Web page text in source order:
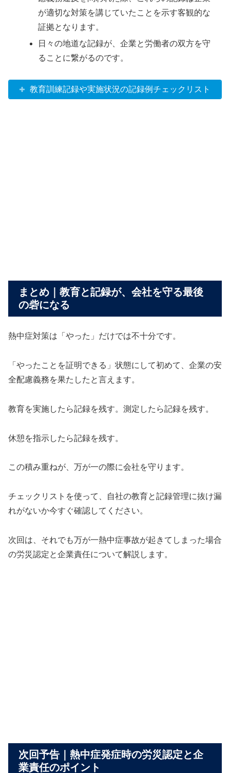
が適切な対策を講じていたことを示す客観的な
証拠となります。
日々の地道な記録が、企業と労働者の双方を守
ることに繋がるのです。
教育訓練記録や実施状況の記録例チェックリスト
まとめ｜教育と記録が、会社を守る最後
の砦になる
熱中症対策は「やった」だけでは不十分です。
「やったことを証明できる」状態にして初めて、企業の安
全配慮義務を果たしたと言えます。
教育を実施したら記録を残す。測定したら記録を残す。
休憩を指示したら記録を残す。
この積み重ねが、万が一の際に会社を守ります。
チェックリストを使って、自社の教育と記録管理に抜け漏
れがないか今すぐ確認してください。
次回は、それでも万が一熱中症事故が起きてしまった場合
の労災認定と企業責任について解説します。
次回予告｜熱中症発症時の労災認定と企
業責任のポイント